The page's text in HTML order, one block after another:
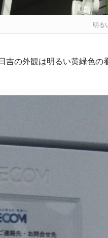
明る
吉の外観は明るい黄緑色の